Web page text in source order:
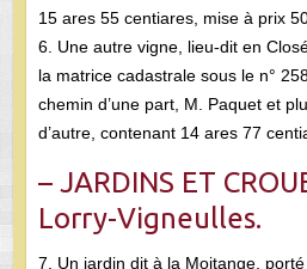
15 ares 55 centiares, mise à prix
6. Une autre vigne, lieu-dit en
la matrice cadastrale sous le n°
chemin d’une part, M. Paquet et
d’autre, contenant 14 ares 77
– JARDINS ET
Lorry-Vigneulles.
7. Un jardin dit à la Moitange,